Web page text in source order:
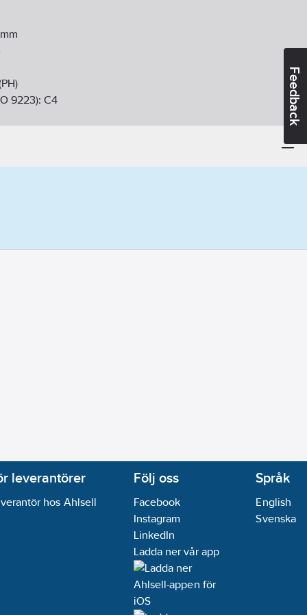
Feedback
9223):C4
leverantörer
hos Ahlsell
Följ oss
Facebook
Instagram
LinkedIn
Ladda ner vår app
Språk
English
Svenska